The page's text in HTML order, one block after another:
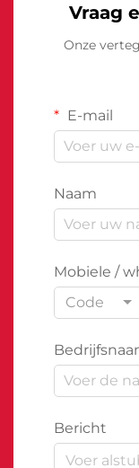
Vraag
Onze
E-mail
Naam
Mobiele /
Code
Bericht